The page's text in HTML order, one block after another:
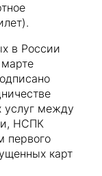
в России
услуг между
НСПК
первого
карт